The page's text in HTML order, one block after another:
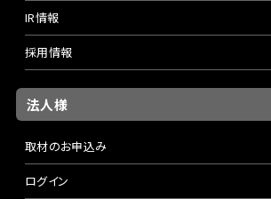
IR情報
採用情報
法人様
取材のお申込み
ログイン